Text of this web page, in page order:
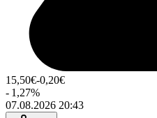
15,50€-0,20€
- 1,27%
07.08.2026 20:43